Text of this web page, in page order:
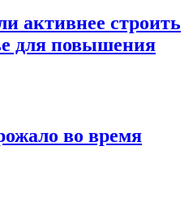
активнее строить
для повышения
во время